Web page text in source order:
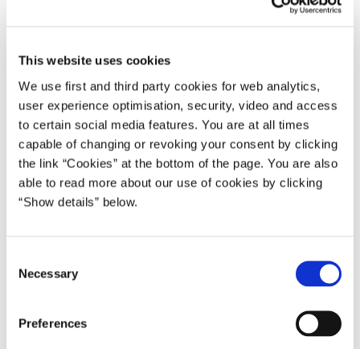
This website uses cookies
We use first and third party cookies for web analytics,
user experience optimisation, security, video and access
to certain social media features. You are at all times
capable of changing or revoking your consent by clicking
the link “Cookies” at the bottom of the page. You are also
able to read more about our use of cookies by clicking
“Show details” below.
Necessary
Preferences
Skattestyrelsen har gjort status. Skattestyrelsens
blanketordningen (svindelsagen).
”Udbyttesagen er på alle måder en alvorlig og forargelig
sag, og det er fuldstændig afgørende, at vi får genoprettet
området. Vi skal aldrig acceptere af svindlere på fine
adresser og med dyre habitter er lykkedes med at slippe
afsted med at franarre fællesskabet milliarder af kroner. Vi
skal gøre alt, hvad der er muligt for at stille de ansvarlige til